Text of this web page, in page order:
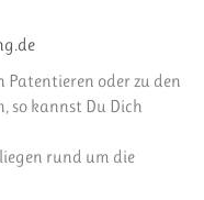
Patentieren oder zu den
so kannst Du Dich
rund um die